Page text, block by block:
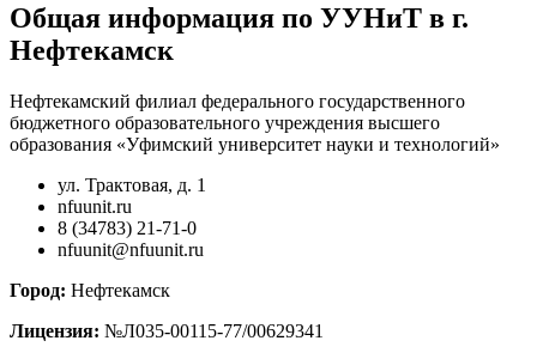
Общая информация по УУНиТ в г.
Нефтекамск
Нефтекамский филиал федерального государственного
бюджетного образовательного учреждения высшего
образования «Уфимский университет науки и технологий»
ул. Трактовая, д. 1
nfuunit.ru
8 (34783) 21-71-0
nfuunit@nfuunit.ru
Город: Нефтекамск
Лицензия: №Л035-00115-77/00629341